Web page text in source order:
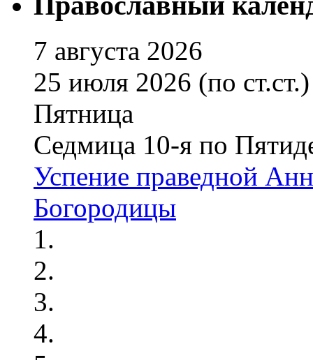
7 августа 2026
25 июля 2026 (по ст.ст.)
Пятница
Седмица 10-я по
Успение праведной
Богородицы